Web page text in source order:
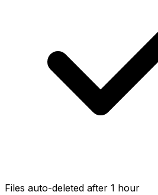
Files auto-deleted after 1 hour